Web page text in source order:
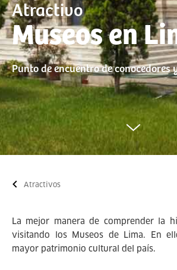
Atractivo
Museos en
Punto de encuentro de conocedores
Atractivos
La mejor manera de comprender la
visitando los Museos de Lima. En
mayor patrimonio cultural del país.